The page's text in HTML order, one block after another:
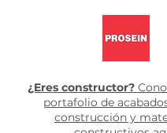
¿Eres constructor?
portafolio de
construcción y